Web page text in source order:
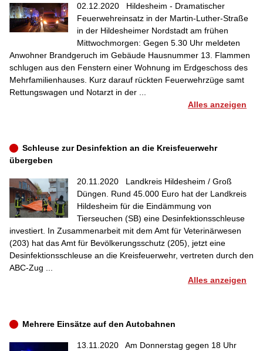
02.12.2020 Hildesheim - Dramatischer
Feuerwehreinsatz in der Martin-Luther-Straße
in der Hildesheimer Nordstadt am frühen
Mittwochmorgen: Gegen 5.30 Uhr meldeten
Anwohner Brandgeruch im Gebäude Hausnummer 13. Flammen
schlugen aus den Fenstern einer Wohnung im Erdgeschoss des
Mehrfamilienhauses. Kurz darauf rückten Feuerwehrzüge samt
Rettungswagen und Notarzt in der ...
Alles anzeigen
Schleuse zur Desinfektion an die Kreisfeuerwehr
übergeben
20.11.2020 Landkreis Hildesheim / Groß
Düngen. Rund 45.000 Euro hat der Landkreis
Hildesheim für die Eindämmung von
Tierseuchen (SB) eine Desinfektionsschleuse
investiert. In Zusammenarbeit mit dem Amt für Veterinärwesen
(203) hat das Amt für Bevölkerungsschutz (205), jetzt eine
Desinfektionsschleuse an die Kreisfeuerwehr, vertreten durch den
ABC-Zug ...
Alles anzeigen
Mehrere Einsätze auf den Autobahnen
13.11.2020 Am Donnerstag gegen 18 Uhr